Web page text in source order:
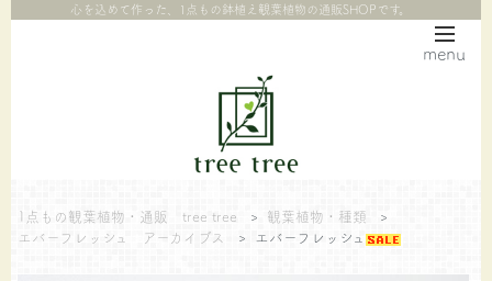
menu
心を込めて作った、1点もの鉢植え観葉植物の通販SHOPです。
1点もの観葉植物・通販 tree tree > 観葉植物・種類
>
エバーフレッシュ アーカイブス
> エバーフレッシュ